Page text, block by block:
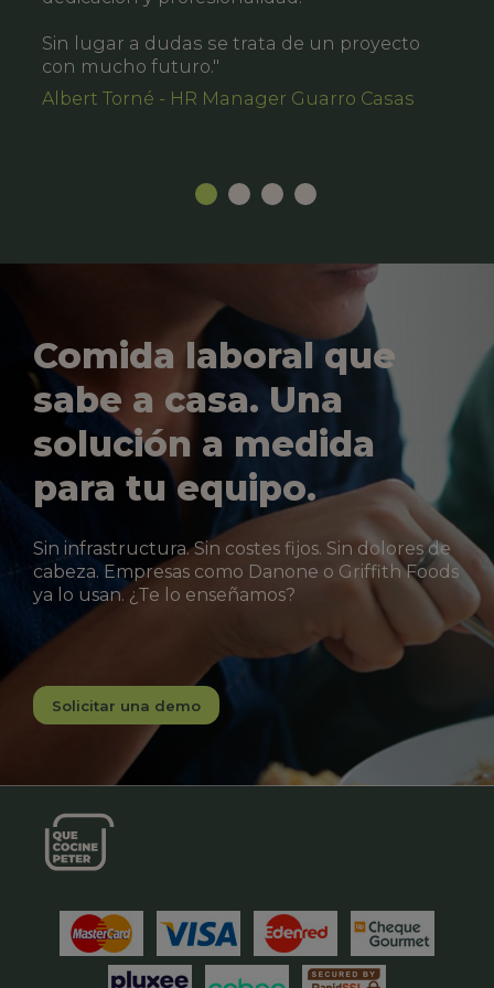
Sin lugar a dudas se trata de un proyecto
con mucho futuro."
Albert Torné - HR Manager Guarro Casas
Comida laboral que
sabe a casa. Una
solución a medida
para tu equipo.
Sin infrastructura. Sin costes fijos. Sin dolores de
cabeza. Empresas como Danone o Griffith Foods
ya lo usan. ¿Te lo enseñamos?
Solicitar una demo